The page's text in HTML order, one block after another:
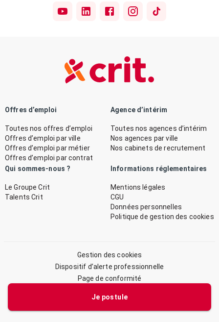
Je postule
Offres d’emploi
Toutes nos offres d’emploi
Offres d’emploi par ville
Offres d’emploi par métier
Offres d’emploi par contrat
Agence d’intérim
Toutes nos agences d’intérim
Nos agences par ville
Nos cabinets de recrutement
Qui sommes-nous ?
Le Groupe Crit
Talents Crit
Informations réglementaires
Mentions légales
CGU
Données personnelles
Politique de gestion des cookies
Gestion des cookies
Dispositif d’alerte professionnelle
Page de conformité
© 2026 CRIT